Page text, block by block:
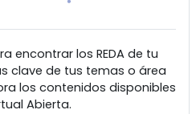
encontrar los REDA de tu
clave de tus temas o área
los contenidos disponibles
Abierta.